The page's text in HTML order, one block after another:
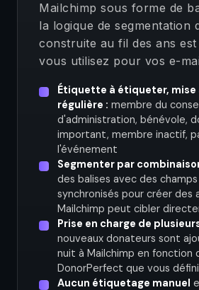
Mailchimp sous forme de
la logique de segmentation
construite au fil des ans est
vous utilisez pour vos e-
Étiquette à étiqueter, mise
régulière : membre du
d'administration, bénévole,
important, membre inactif,
l'événement
Segmenter par
des balises avec des
synchronisés pour créer des
Mailchimp peut cibler
Prise en charge de
nouveaux donateurs sont
nuit à Mailchimp en fonction
DonorPerfect que vous
Aucun étiquetage manuel